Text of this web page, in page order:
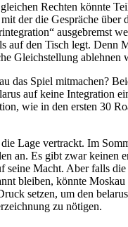
Rechten könnte
der die Gespräche über
ausge­bremst
auf den Tisch legt. Denn
Gleich­stellung ablehnen
das Spiel mitmachen?
auf keine Integration
wie in den ersten 30
Lage vertrackt. Im
an. Es gibt zwar keinen
seine Macht. Aber falls
bleiben, könnte Moskau
setzen, um den
zu nötigen.